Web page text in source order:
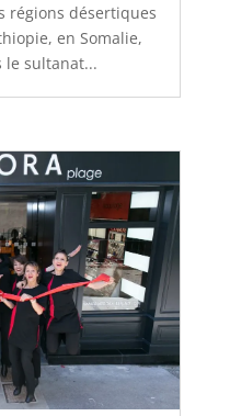
régions désertiques
en Somalie,
le sultanat...